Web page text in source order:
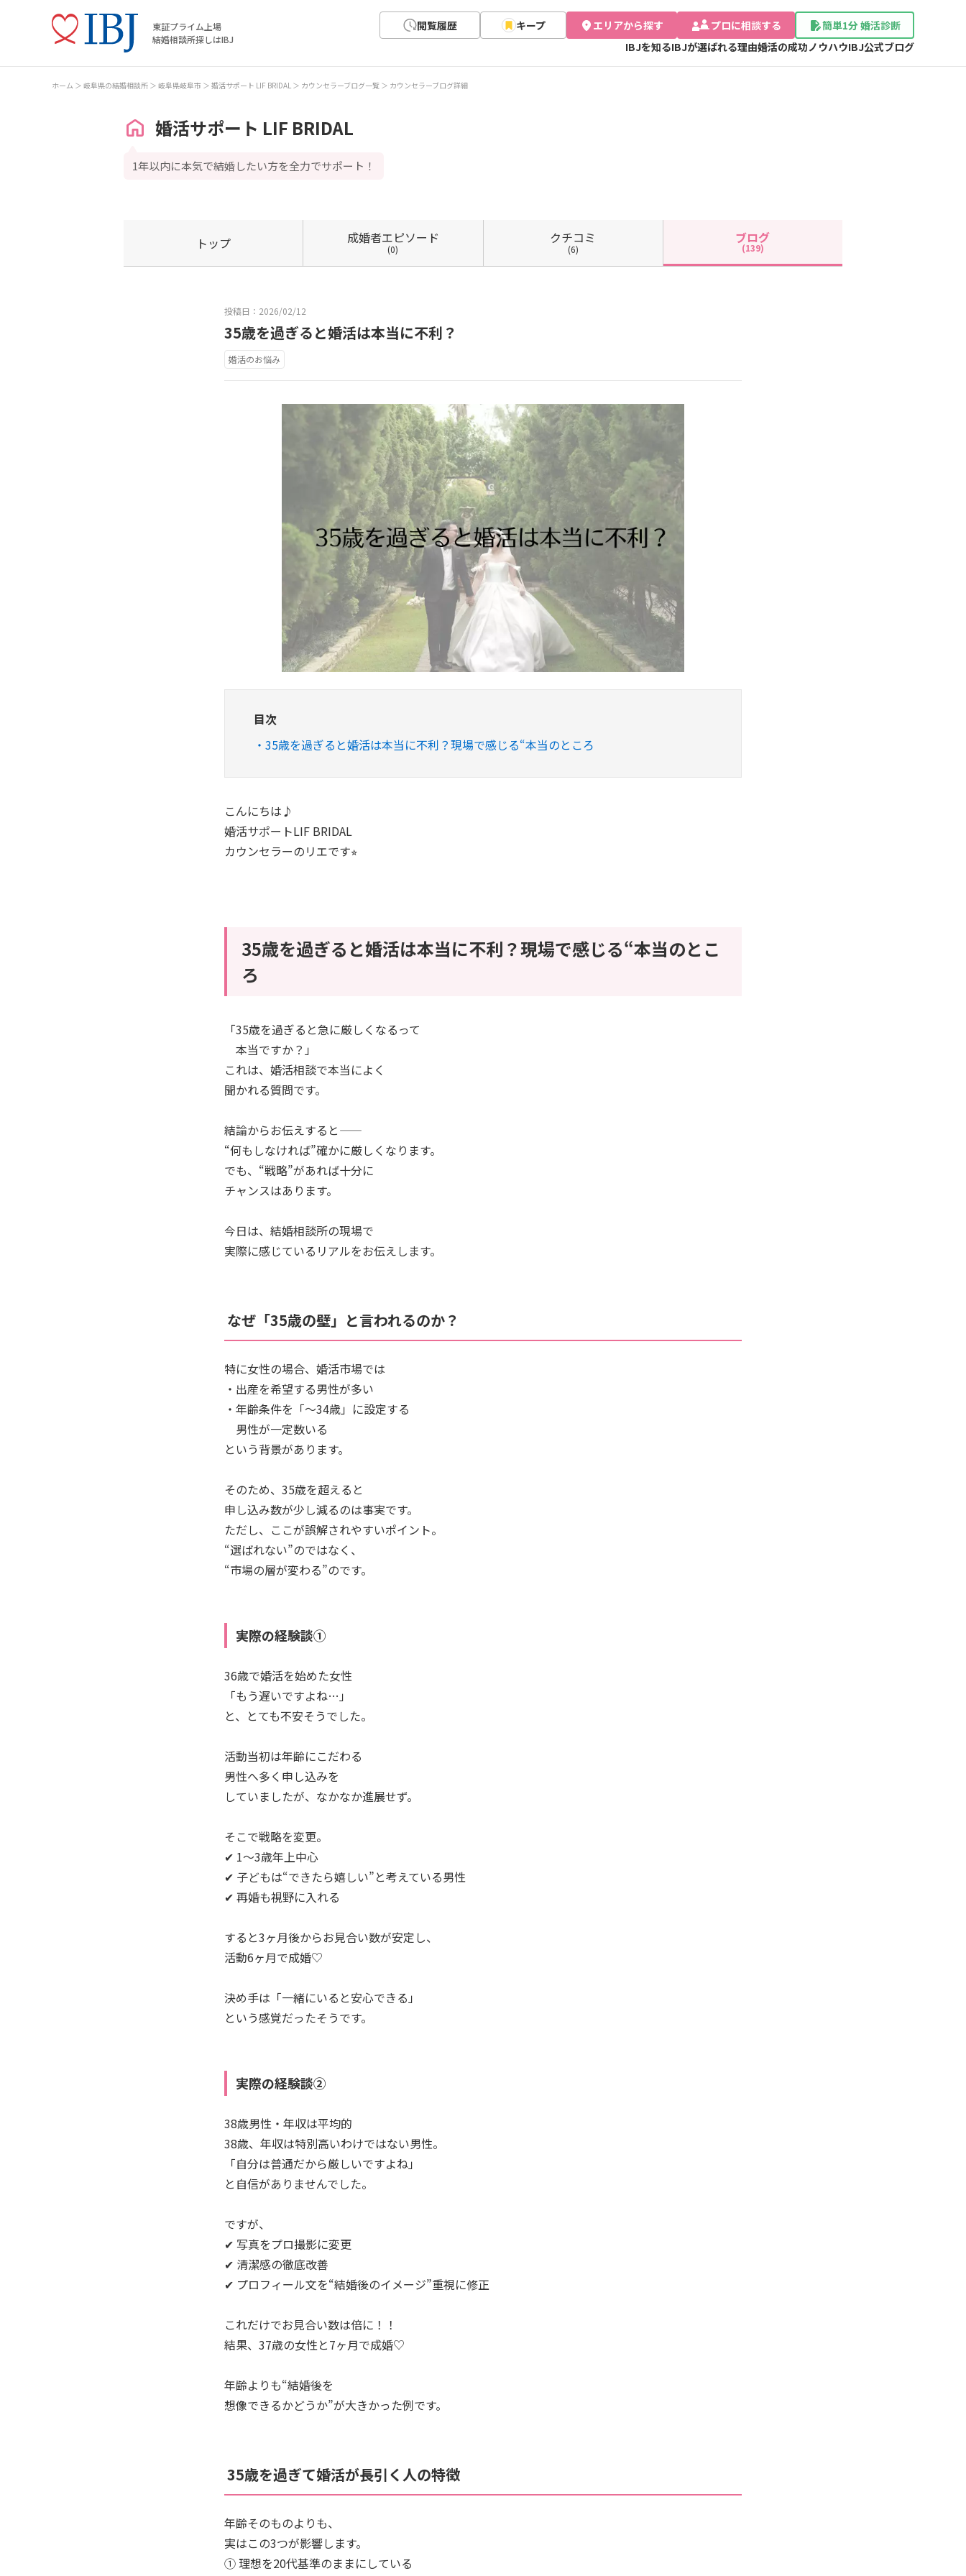
東証プライム上場
結婚相談所探しはIBJ
閲覧履歴 キープ エリアから探す プロに相談する
簡単1分 婚活診断
IBJを知るIBJが選ばれる理由婚活の成功ノウハウIBJ公式ブログ
ホーム 岐阜県の結婚相談所 岐阜県岐阜市 婚活サポート LIF BRIDAL カウンセラーブログ一覧 カウンセラーブログ詳細
婚活サポート LIF BRIDAL
1年以内に本気で結婚したい方を全力でサポート！
トップ 成婚者エピソード
(0)
クチコミ
(6)
ブログ
(139)
投稿日：2026/02/12
35歳を過ぎると婚活は本当に不利？
婚活のお悩み
目次
35歳を過ぎると婚活は本当に不利？現場で感じる“本当のところ
こんにちは♪
婚活サポートLIF BRIDAL
カウンセラーのリエです⭐︎
35歳を過ぎると婚活は本当に不利？現場で感じる“本当のとこ
ろ
「35歳を過ぎると急に厳しくなるって
本当ですか？」
これは、婚活相談で本当によく
聞かれる質問です。
結論からお伝えすると――
“何もしなければ”確かに厳しくなります。
でも、“戦略”があれば十分に
チャンスはあります。
今日は、結婚相談所の現場で
実際に感じているリアルをお伝えします。
なぜ「35歳の壁」と言われるのか？
特に女性の場合、婚活市場では
・出産を希望する男性が多い
・年齢条件を「〜34歳」に設定する
男性が一定数いる
という背景があります。
そのため、35歳を超えると
申し込み数が少し減るのは事実です。
ただし、ここが誤解されやすいポイント。
“選ばれない”のではなく、
“市場の層が変わる”のです。
実際の経験談①
36歳で婚活を始めた女性
「もう遅いですよね…」
と、とても不安そうでした。
活動当初は年齢にこだわる
男性へ多く申し込みを
していましたが、なかなか進展せず。
そこで戦略を変更。
✔ 1〜3歳年上中心
✔ 子どもは“できたら嬉しい”と考えている男性
✔ 再婚も視野に入れる
すると3ヶ月後からお見合い数が安定し、
活動6ヶ月で成婚♡
決め手は「一緒にいると安心できる」
という感覚だったそうです。
実際の経験談②
38歳男性・年収は平均的
38歳、年収は特別高いわけではない男性。
「自分は普通だから厳しいですよね」
と自信がありませんでした。
ですが、
✔ 写真をプロ撮影に変更
✔ 清潔感の徹底改善
✔ プロフィール文を“結婚後のイメージ”重視に修正
これだけでお見合い数は倍に！！
結果、37歳の女性と7ヶ月で成婚♡
年齢よりも“結婚後を
想像できるかどうか”が大きかった例です。
35歳を過ぎて婚活が長引く人の特徴
年齢そのものよりも、
実はこの3つが影響します。
① 理想を20代基準のままにしている